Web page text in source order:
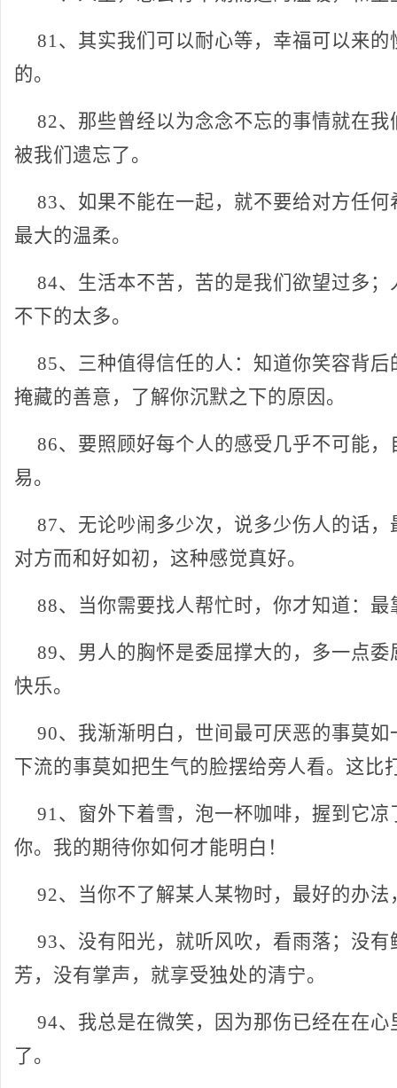
81、其实我们可以耐心等， 幸福可以来的
的。
82、那些曾经以为念念不忘的事情就在
被我们遗忘了。
83、如果不能在一起，就不要给对方任
最大的温柔。
84、生活本不苦，苦的是我们欲望过多
不下的太多。
85、三种值得信任的人：知道你笑容背
掩藏的善意，了解你沉默之下的原因。
86、要照顾好每个人的感受几乎不可能
易。
87、无论吵闹多少次，说多少伤人的话
对方而和好如初，这种感觉真好。
88、当你需要找人帮忙时，你才知道：
89、男人的胸怀是委屈撑大的，多一点
快乐。
90、我渐渐明白，世间最可厌恶的事莫
下流的事莫如把生气的脸摆给旁人看。这比
91、窗外下着雪，泡一杯咖啡，握到它
你。我的期待你如何才能明白！
92、当你不了解某人某物时，最好的办法
93、没有阳光，就听风吹，看雨落；没
芳，没有掌声，就享受独处的清宁。
94、我总是在微笑，因为那伤已经在在
了。